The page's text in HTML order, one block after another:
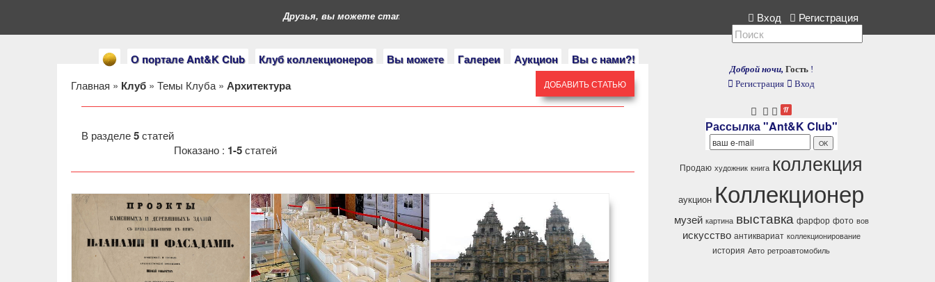
О портале Ant&K Club Клуб коллекционеров Вы можете Галереи Аукцион Вы с нами?!
Друзья, вы можете стать героями нашего портала. Если у вас есть коллекция, расскажите нам. Вход Регистрация
Главная » Клуб » Темы Клуба » Архитектура ДОБАВИТЬ СТАТЬЮ
В разделе5статей
Показано : 1-5статей
Доброй ночи, Гость !
Регистрация
Вход
Рассылка "Ant&K Club"
Продаю художник книга коллекция
аукцион Коллекционер
музей картина выставка фарфор фото вов
искусство антиквариат коллекционирование
история Авто ретроавтомобиль